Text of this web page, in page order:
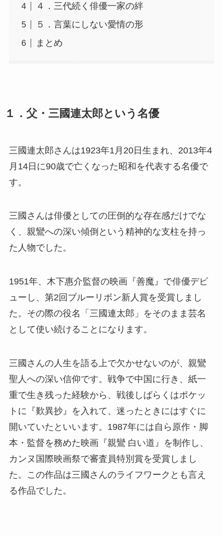
４．三代続く俳優一家の絆
５．言葉にしない愛情の形
まとめ
１．父・三國連太郎という名優
三國連太郎さんは1923年1月20日生まれ、2013年4
月14日に90歳で亡くなった昭和を代表する名優で
す。
三國さんは俳優としての圧倒的な存在感だけでな
く、親鸞への深い傾倒という精神的な支柱を持っ
た人物でした。
1951年、木下惠介監督の映画『善魔』で俳優デビ
ューし、第2回ブルーリボン新人賞を受賞しまし
た。その際の役名「三國連太郎」をそのまま芸名
として使い続けることになります。
三國さんの人生を語る上で欠かせないのが、親鸞
聖人への深い信仰です。戦争で中国に行き、紙一
重で生き残った経験から、戦後しばらくはポケッ
トに『歎異抄』を入れて、迷ったときにはすぐに
開いていたといいます。1987年には自ら原作・脚
本・監督を務めた映画『親鸞 白い道』を制作し、
カンヌ国際映画祭で審査員特別賞を受賞しまし
た。この作品は三國さんのライフワークとも言え
る作品でした。